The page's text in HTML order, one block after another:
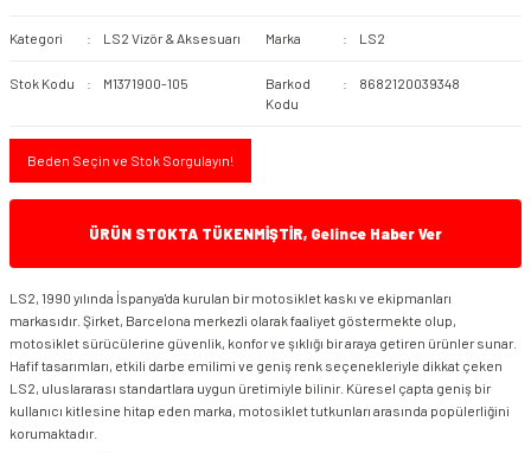
Kategori LS2 Vizör & Aksesuarı Marka LS2
Stok Kodu M1371900-105
Barkod
Kodu
8682120039348
Beden Seçin ve Stok Sorgulayın!
ÜRÜN STOKTA TÜKENMİŞTİR, Gelince Haber Ver
LS2, 1990 yılında İspanya'da kurulan bir motosiklet kaskı ve ekipmanları
markasıdır. Şirket, Barcelona merkezli olarak faaliyet göstermekte olup,
motosiklet sürücülerine güvenlik, konfor ve şıklığı bir araya getiren ürünler sunar.
Hafif tasarımları, etkili darbe emilimi ve geniş renk seçenekleriyle dikkat çeken
LS2, uluslararası standartlara uygun üretimiyle bilinir. Küresel çapta geniş bir
kullanıcı kitlesine hitap eden marka, motosiklet tutkunları arasında popülerliğini
korumaktadır.